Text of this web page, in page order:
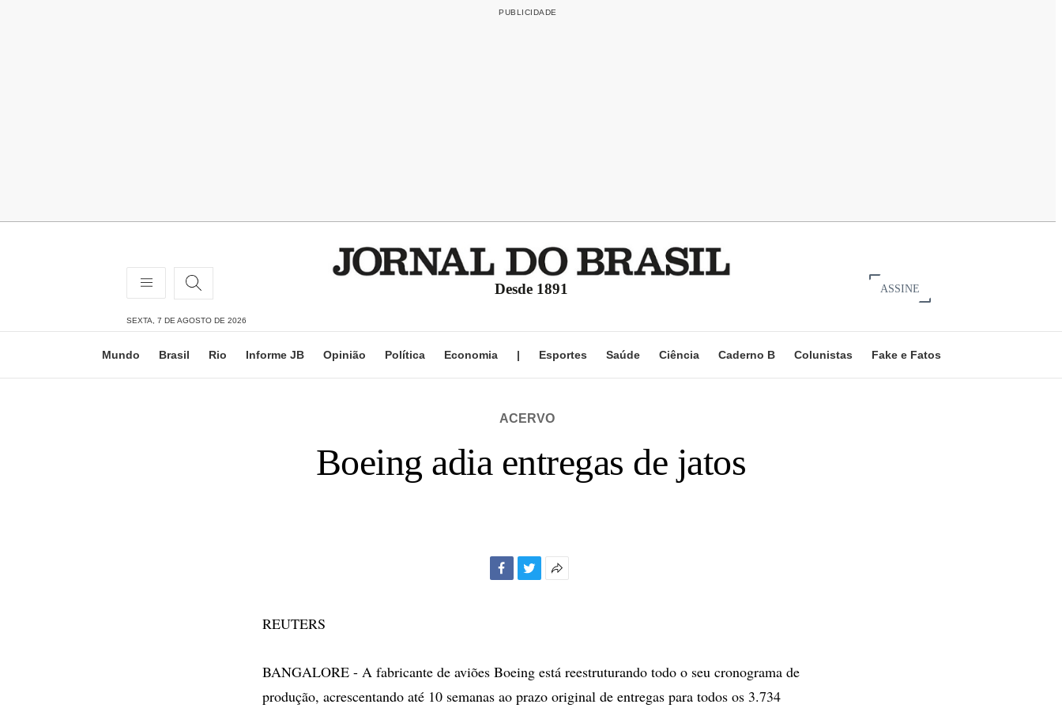
Desde 1891 ASSINE
SEXTA, 7 DE AGOSTO DE 2026
Mundo Brasil Rio Informe JB Opinião Política Economia | Esportes Saúde Ciência Caderno B Colunistas Fake e Fatos
ACERVO
Boeing adia entregas de jatos
REUTERS
BANGALORE - A fabricante de aviões Boeing está reestruturando todo o seu cronograma de
produção, acrescentando até 10 semanas ao prazo original de entregas para todos os 3.734